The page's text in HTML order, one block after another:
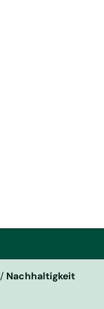
/ Nachhaltigkeit